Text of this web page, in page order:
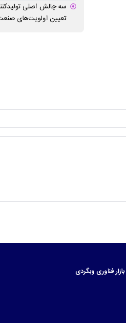
سه چالش اصلی
تعیین اولویت‌های
بازارفناوری وبگردی